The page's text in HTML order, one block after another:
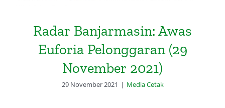
Radar Banjarmasin: Awas
Euforia Pelonggaran (29
November 2021)
29 November 2021 | Media Cetak